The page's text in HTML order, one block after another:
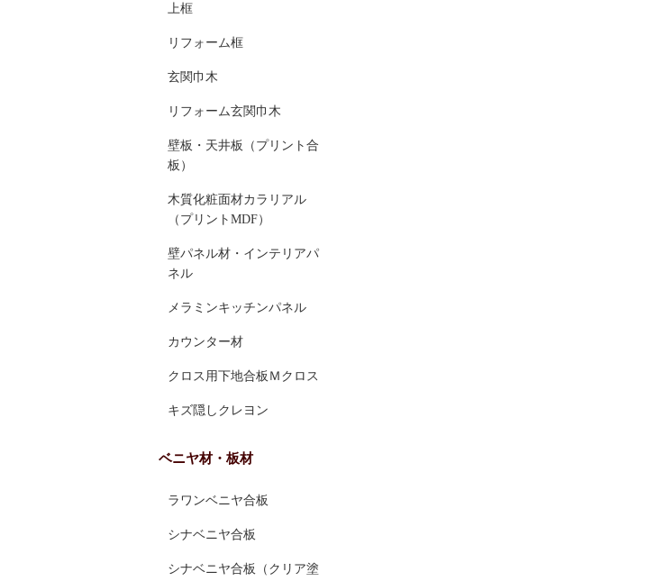
上框
リフォーム框
玄関巾木
リフォーム玄関巾木
壁板・天井板（プリント合
板）
木質化粧面材カラリアル
（プリントMDF）
壁パネル材・インテリアパ
ネル
メラミンキッチンパネル
カウンター材
クロス用下地合板Ｍクロス
キズ隠しクレヨン
ベニヤ材・板材
ラワンベニヤ合板
シナベニヤ合板
シナベニヤ合板（クリア塗